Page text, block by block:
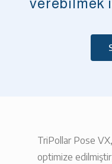
verebilmek
TriPollar Pose
optimize